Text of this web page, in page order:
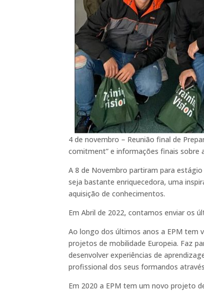
4 de novembro – Reunião final de
comitment” e informações finais sobre
A 8 de Novembro partiram para
seja bastante enriquecedora, uma
aquisição de conhecimentos.
Em Abril de 2022, contamos enviar os
Ao longo dos últimos anos a EPM tem
projetos de mobilidade Europeia. Faz
desenvolver experiências de
profissional dos seus formandos
Em 2020 a EPM tem um novo projeto